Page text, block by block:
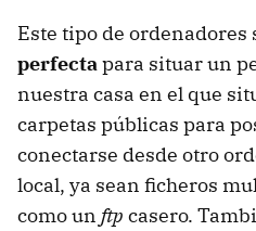
Este tipo de ordenadores
perfectapara situar un
nuestra casa en el que
carpetas públicas para
conectarse desde otro
local, ya sean ficheros
como un ftp casero.